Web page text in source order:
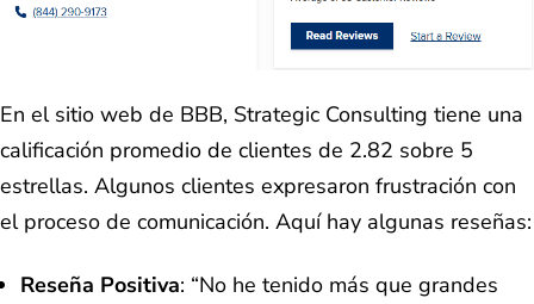
En el sitio web de BBB, Strategic Consulting tiene una
calificación promedio de clientes de 2.82 sobre 5
estrellas. Algunos clientes expresaron frustración con
el proceso de comunicación. Aquí hay algunas reseñas:
Reseña Positiva: “No he tenido más que grandes